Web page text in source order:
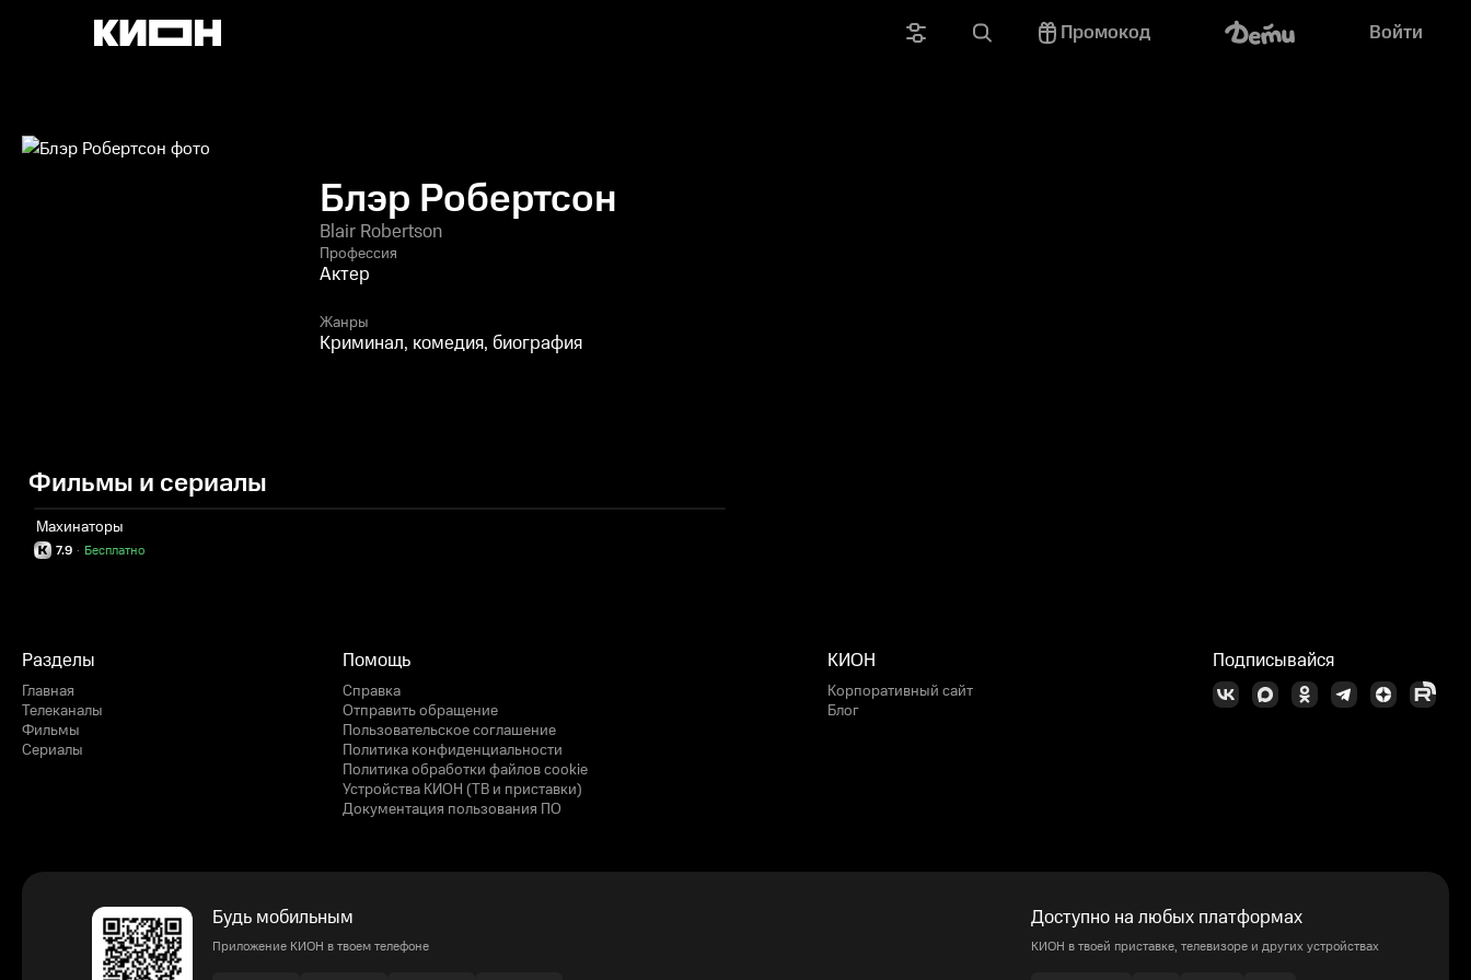
Промокод Войти
Блэр Робертсон
Blair Robertson
Профессия
Актер
Жанры
Криминал, комедия, биография
Фильмы и сериалы
Махинаторы
7.9 Бесплатно
·
Разделы
Главная
Телеканалы
Фильмы
Сериалы
Помощь
Справка
Отправить обращение
Пользовательское соглашение
Политика конфиденциальности
Политика обработки файлов cookie
Устройства КИОН (ТВ и приставки)
Документация пользования ПО
КИОН
Корпоративный сайт
Блог
Подписывайся
Будь мобильным
Приложение КИОН в твоем телефоне
Доступно на любых платформах
КИОН в твоей приставке, телевизоре и других устройствах